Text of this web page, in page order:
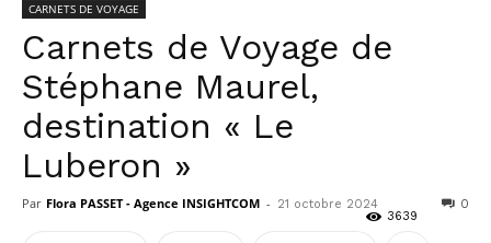
CARNETS DE VOYAGE
Carnets de Voyage de
Stéphane Maurel,
destination « Le
Luberon »
Par Flora PASSET - Agence INSIGHTCOM - 21 octobre 2024
0
3639